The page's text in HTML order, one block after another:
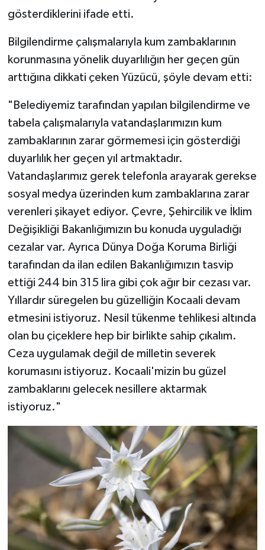
gösterdiklerini ifade etti.
Bilgilendirme çalışmalarıyla kum zambaklarının
korunmasına yönelik duyarlılığın her geçen gün
arttığına dikkati çeken Yüzücü, şöyle devam etti:
"Belediyemiz tarafından yapılan bilgilendirme ve
tabela çalışmalarıyla vatandaşlarımızın kum
zambaklarının zarar görmemesi için gösterdiği
duyarlılık her geçen yıl artmaktadır.
Vatandaşlarımız gerek telefonla arayarak gerekse
sosyal medya üzerinden kum zambaklarına zarar
verenleri şikayet ediyor. Çevre, Şehircilik ve İklim
Değişikliği Bakanlığımızın bu konuda uyguladığı
cezalar var. Ayrıca Dünya Doğa Koruma Birliği
tarafından da ilan edilen Bakanlığımızın tasvip
ettiği 244 bin 315 lira gibi çok ağır bir cezası var.
Yıllardır süregelen bu güzelliğin Kocaali devam
etmesini istiyoruz. Nesil tükenme tehlikesi altında
olan bu çiçeklere hep bir birlikte sahip çıkalım.
Ceza uygulamak değil de milletin severek
korumasını istiyoruz. Kocaali'mizin bu güzel
zambaklarını gelecek nesillere aktarmak
istiyoruz."
Karaman Müftülüğü
Kars Müftülüğü
Kastamonu Müftülüğü
Kayseri Müftülüğü
Kilis Müftülüğü
Kırıkkale Müftülüğü
Kırklareli Müftülüğü
Kırşehir Müftülüğü
Kocaeli Müftülüğü
Konya Müftülüğü
Kütahya Müftülüğü
Malatya Müftülüğü
Manisa Müftülüğü
Mardin Müftülüğü
Mersin Müftülüğü
Muğla Müftülüğü
Muş Müftülüğü
Nevşehir Müftülüğü